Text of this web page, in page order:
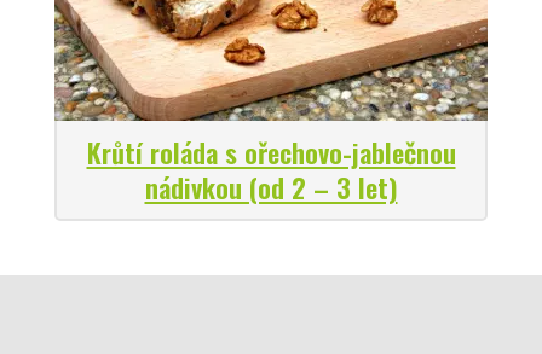
Krůtí roláda s ořechovo-jablečnou
nádivkou (od 2 – 3 let)